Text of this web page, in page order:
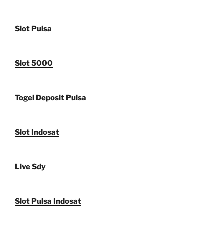
Slot Pulsa
Slot 5000
Togel Deposit Pulsa
Slot Indosat
Live Sdy
Slot Pulsa Indosat